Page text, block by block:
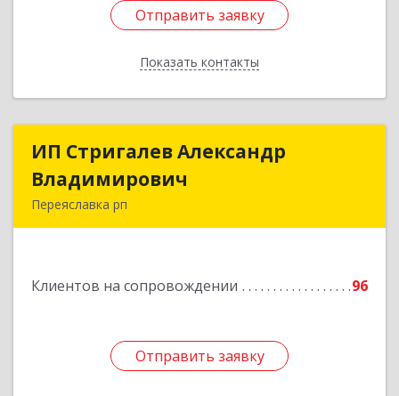
Отправить заявку
Показать контакты
Отправить заявку
Назад
ИП Стригалев Александр
Владимирович
Переяславка рп
Клиентов на сопровождении 96
Отправить заявку
ИП Стригалев Александр
Подробнее
Отправить заявку